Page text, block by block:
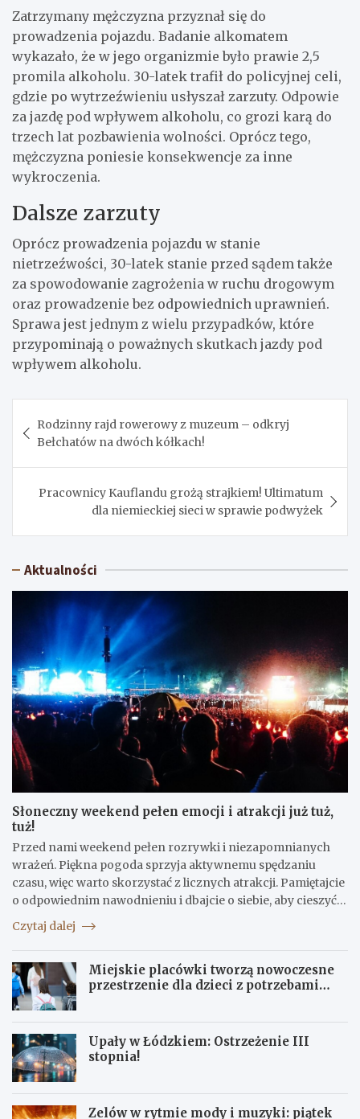
Zatrzymany mężczyzna przyznał się do
prowadzenia pojazdu. Badanie alkomatem
wykazało, że w jego organizmie było prawie 2,5
promila alkoholu. 30-latek trafił do policyjnej celi,
gdzie po wytrzeźwieniu usłyszał zarzuty. Odpowie
za jazdę pod wpływem alkoholu, co grozi karą do
trzech lat pozbawienia wolności. Oprócz tego,
mężczyzna poniesie konsekwencje za inne
wykroczenia.
Dalsze zarzuty
Oprócz prowadzenia pojazdu w stanie
nietrzeźwości, 30-latek stanie przed sądem także
za spowodowanie zagrożenia w ruchu drogowym
oraz prowadzenie bez odpowiednich uprawnień.
Sprawa jest jednym z wielu przypadków, które
przypominają o poważnych skutkach jazdy pod
wpływem alkoholu.
wpisu
Rodzinny rajd rowerowy z muzeum – odkryj
Bełchatów na dwóch kółkach!
Pracownicy Kauflandu grożą strajkiem! Ultimatum
dla niemieckiej sieci w sprawie podwyżek
Aktualności
Słoneczny weekend pełen emocji i atrakcji już tuż,
tuż!
Przed nami weekend pełen rozrywki i niezapomnianych
wrażeń. Piękna pogoda sprzyja aktywnemu spędzaniu
czasu, więc warto skorzystać z licznych atrakcji. Pamiętajcie
o odpowiednim nawodnieniu i dbajcie o siebie, aby cieszyć…
Czytaj dalej
Miejskie placówki tworzą nowoczesne
przestrzenie dla dzieci z potrzebami
Upały w Łódzkiem: Ostrzeżenie III
stopnia!
Zelów w rytmie mody i muzyki: piątek